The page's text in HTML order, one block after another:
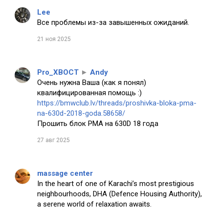
Lee
Все проблемы из-за завышенных ожиданий.
21 ноя 2025
Pro_XBOCT ► Andy
Очень нужна Ваша (как я понял)
квалифицированная помощь :)
https://bmwclub.lv/threads/proshivka-bloka-pma-
na-630d-2018-goda.58658/
Прошить блок PMA на 630D 18 года
27 авг 2025
massage center
In the heart of one of Karachi’s most prestigious
neighbourhoods, DHA (Defence Housing Authority),
a serene world of relaxation awaits.